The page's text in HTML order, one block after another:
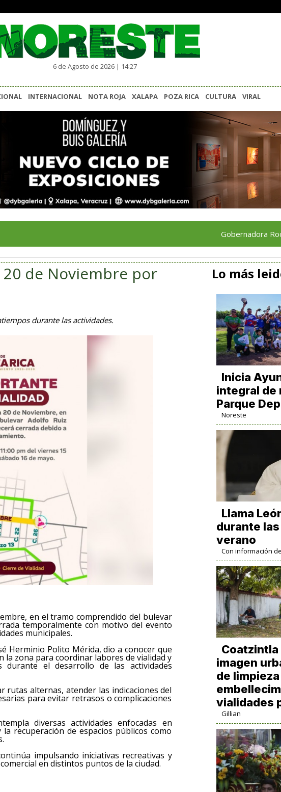
6 de Agosto de 2026 | 14:27
INTERNACIONAL NOTA ROJA XALAPA POZA RICA CULTURA VIRAL
Gobernadora Rocío
de Noviembre por
durante las actividades.
en el tramo comprendido del bulevar
temporalmente con motivo del evento
municipales.
Herminio Polito Mérida, dio a conocer que
zona para coordinar labores de vialidad y
el desarrollo de las actividades
rutas alternas, atender las indicaciones del
para evitar retrasos o complicaciones
diversas actividades enfocadas en
recuperación de espacios públicos como
impulsando iniciativas recreativas y
en distintos puntos de la ciudad.
Lo más
Inicia
integral de
Parque
Noreste
Llama
durante
verano
Con información de
imagen
de
vialidades
Gillian